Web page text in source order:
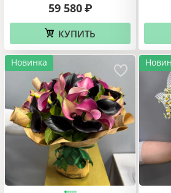
59 580 ₽
КУПИТЬ
Новинка